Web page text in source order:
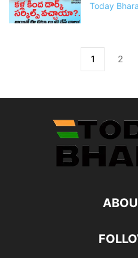
Today
1 2